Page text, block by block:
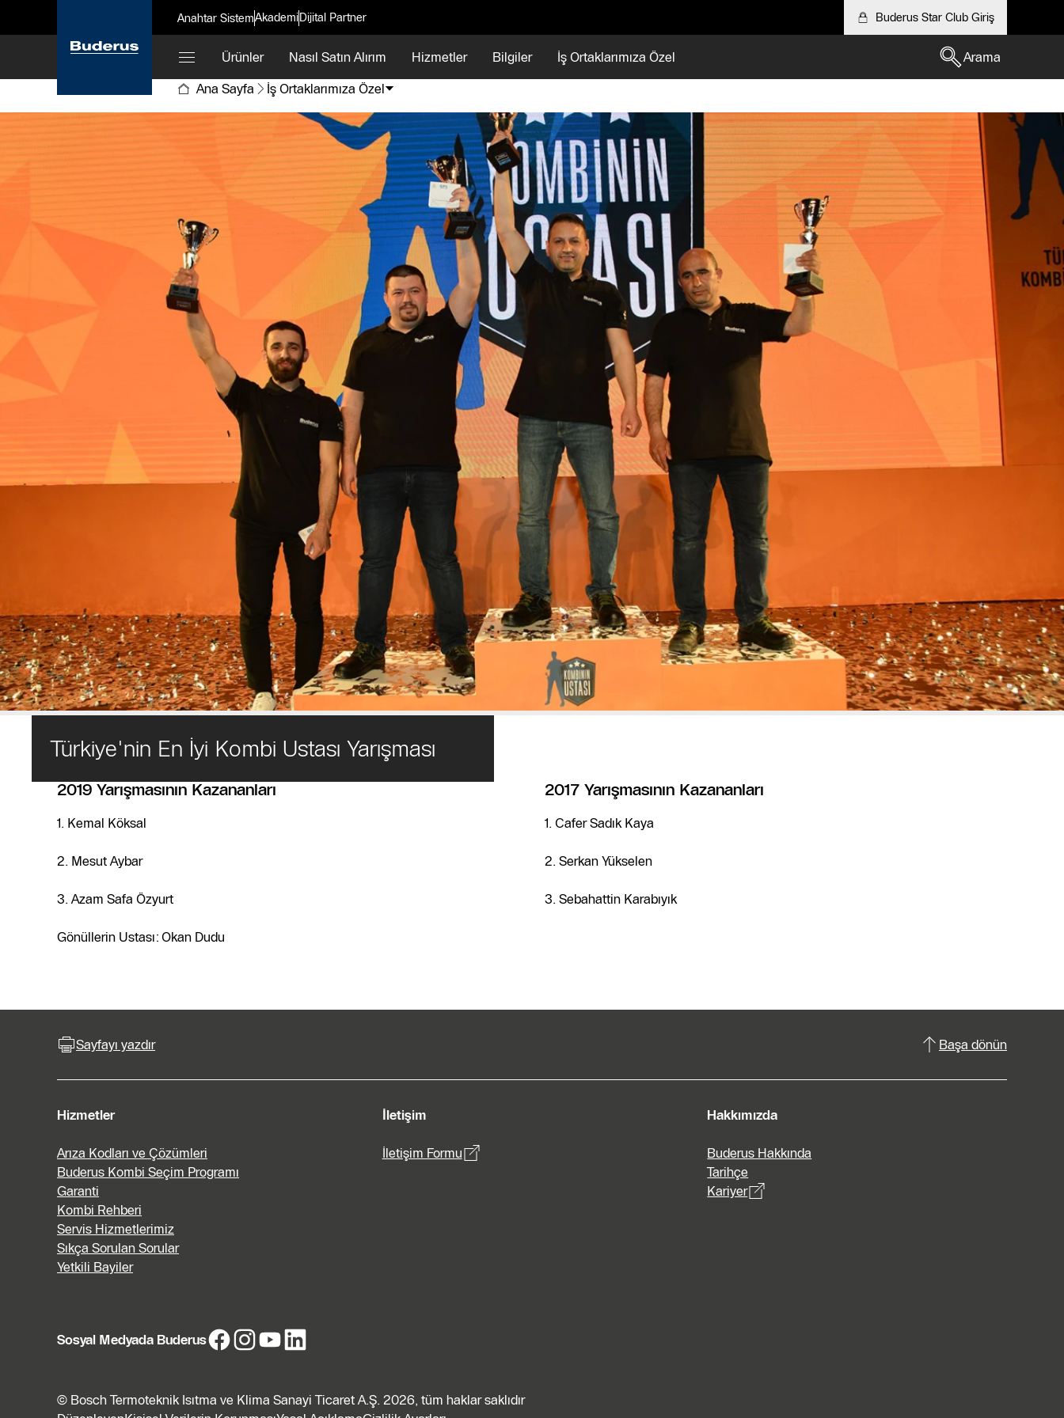
Anahtar SistemAkademiDijital Partner Buderus Star Club Giriş
Ürünler Nasıl Satın Alırım Hizmetler Bilgiler İş Ortaklarımıza Özel
Arama
Ana Sayfa
İş Ortaklarımıza Özel
Türkiye'nin En İyi Kombi Ustası Yarışması
2019 Yarışmasının Kazananları
1. Kemal Köksal
2. Mesut Aybar
3. Azam Safa Özyurt
Gönüllerin Ustası: Okan Dudu
2017 Yarışmasının Kazananları
1. Cafer Sadık Kaya
2. Serkan Yükselen
3. Sebahattin Karabıyık
Club Müşteri
Formu
Star Club
Sayfayı yazdır Başa dönün
Hizmetler
Arıza Kodları ve Çözümleri
Buderus Kombi Seçim Programı
Garanti
Kombi Rehberi
Servis Hizmetlerimiz
Sıkça Sorulan Sorular
Yetkili Bayiler
İletişim
İletişim Formu
Hakkımızda
Buderus Hakkında
Tarihçe
Kariyer
Sosyal Medyada Buderus
© Bosch Termoteknik Isıtma ve Klima Sanayi Ticaret A.Ş. 2026, tüm haklar saklıdır